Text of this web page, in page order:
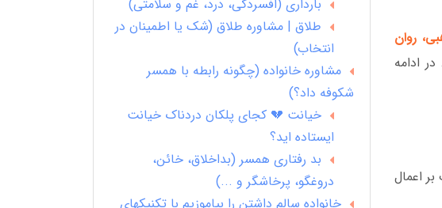
روان
ادامه
اعمال
بارداری (افسردگی، درد، غم و سلامتی)
طلاق | مشاوره طلاق (شک یا اطمینان در
انتخاب)
مشاوره خانواده (چگونه رابطه با همسر
شکوفه داد؟)
خیانت 💔 کجای پلکان دردناک خیانت
ایستاده اید؟
بد رفتاری همسر (بداخلاق، خائن،
دروغگو، پرخاشگر و ...)
خانواده سالم داشتن را بیاموزیم با تکنیکهای